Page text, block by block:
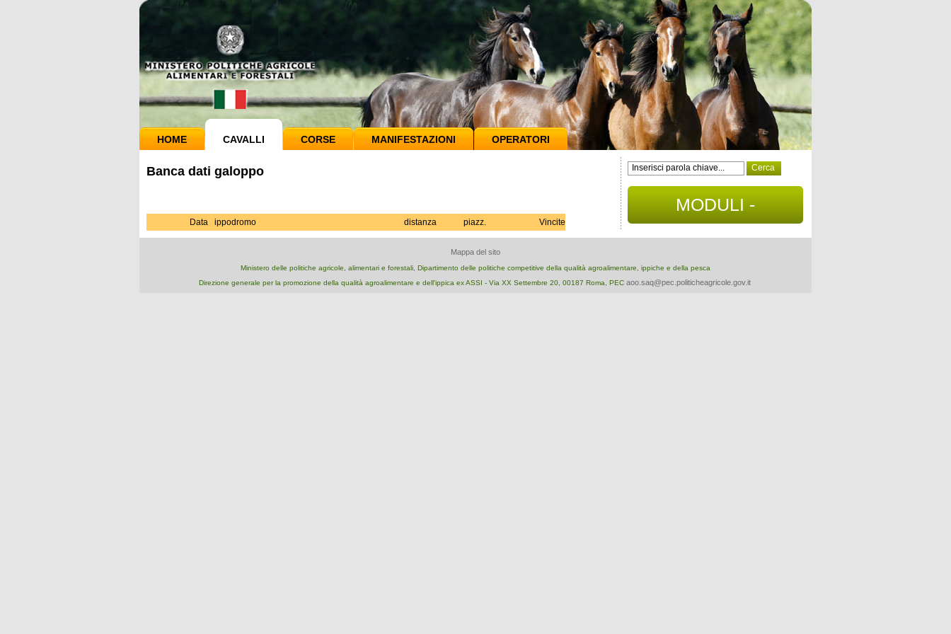
HOME CAVALLI CORSE MANIFESTAZIONI OPERATORI
Banca dati galoppo
Data ippodromo distanza piazz. Vincite
MODULI -
DOCUMENTI
Mappa del sito
Ministero delle politiche agricole, alimentari e forestali, Dipartimento delle politiche competitive della qualità agroalimentare, ippiche e della pesca
Direzione generale per la promozione della qualità agroalimentare e dell'ippica ex ASSI - Via XX Settembre 20, 00187 Roma, PEC aoo.saq@pec.politicheagricole.gov.it